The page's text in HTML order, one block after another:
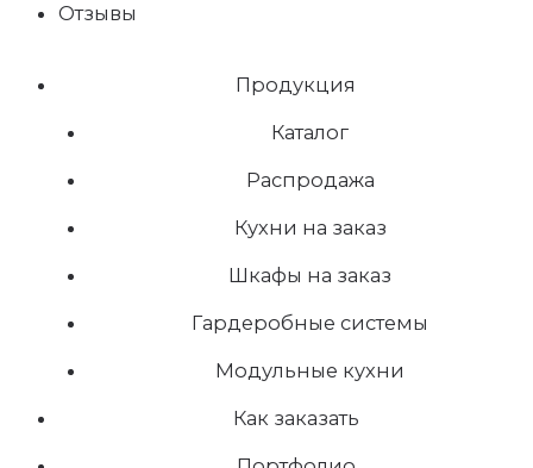
Отзывы
Продукция
Каталог
Распродажа
Кухни на заказ
Шкафы на заказ
Гардеробные системы
Модульные кухни
Как заказать